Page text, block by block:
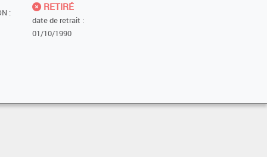
:
RETIRÉ
date de retrait :
01/10/1990